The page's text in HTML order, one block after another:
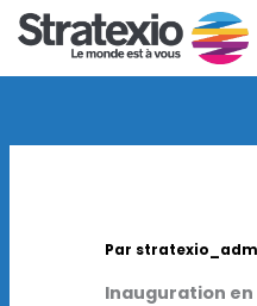
Aller
au
contenu
Par
Inauguration